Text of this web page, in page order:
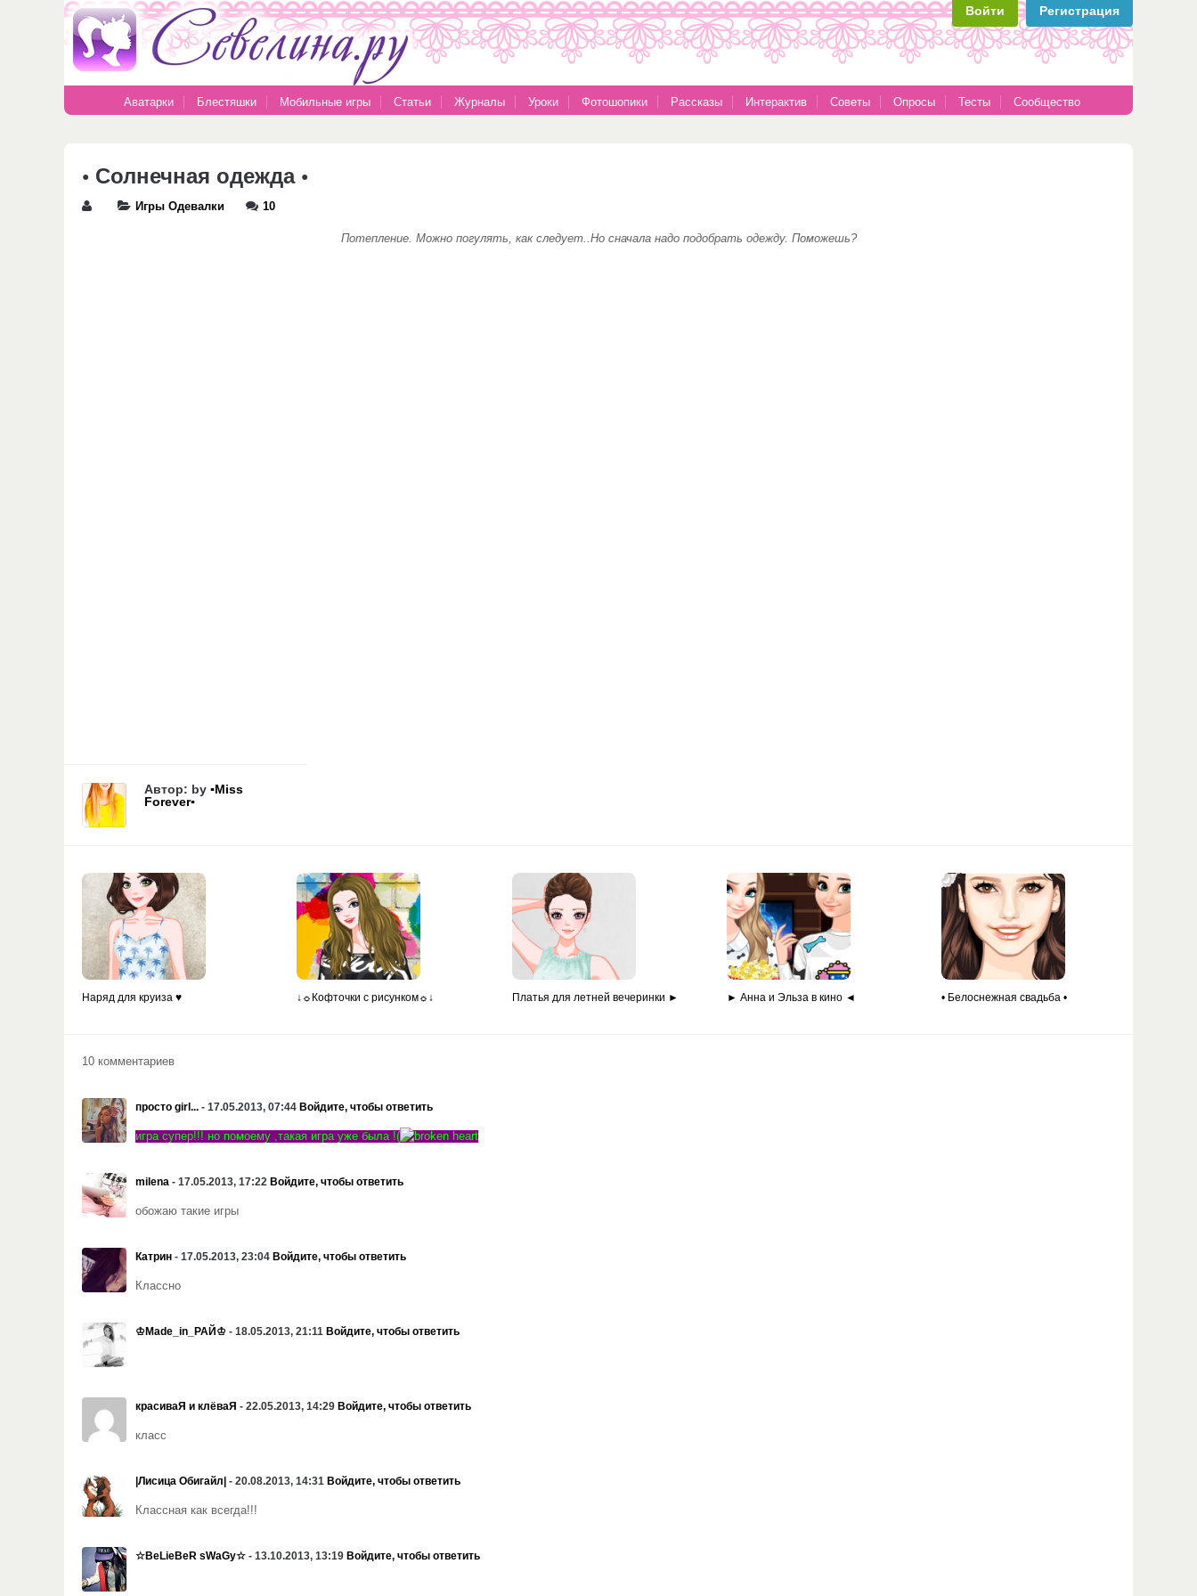
Войти Регистрация
Аватарки Блестяшки Мобильные игры Статьи Журналы Уроки Фотошопики Рассказы Интерактив Советы Опросы Тесты Сообщество
• Солнечная одежда •
Игры Одевалки 10
Потепление. Можно погулять, как следует..Но сначала надо подобрать одежду. Поможешь?
Автор: by ▪Miss
Forever▪
Наряд для круиза ♥ ↓☼Кофточки с рисунком☼↓ Платья для летней вечеринки ► ► Анна и Эльза в кино ◄ • Белоснежная свадьба •
10 комментариев
просто girl... - 17.05.2013, 07:44 Войдите, чтобы ответить
игра супер!!! но помоему ,такая игра уже была !(
milena - 17.05.2013, 17:22 Войдите, чтобы ответить
обожаю такие игры
Катрин - 17.05.2013, 23:04 Войдите, чтобы ответить
Классно
♔Madе_in_РАЙ♔ - 18.05.2013, 21:11 Войдите, чтобы ответить
красиваЯ и клёваЯ - 22.05.2013, 14:29 Войдите, чтобы ответить
класс
|Лисица Обигайл| - 20.08.2013, 14:31 Войдите, чтобы ответить
Классная как всегда!!!
☆BeLieBeR sWaGy☆ - 13.10.2013, 13:19 Войдите, чтобы ответить